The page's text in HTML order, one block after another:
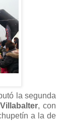
la segunda
, con
a la de